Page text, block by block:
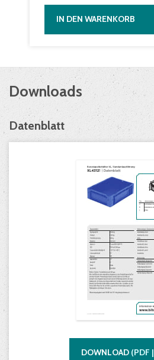
IN DEN WARENKORB
Downloads
Datenblatt
DOWNLOAD (PDF |